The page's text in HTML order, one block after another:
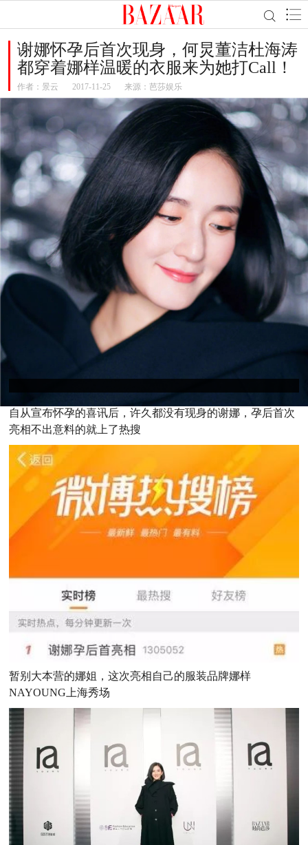
谢娜怀孕后首次现身，何炅董洁杜海涛
都穿着娜样温暖的衣服来为她打Call！
作者： 景云 2017-11-25 来源：芭莎娱乐
自 从宣布怀孕的喜讯后，许久都没有现身的谢娜，孕后首次
亮相不出意料的就上了热搜
暂别大本营的娜姐，这次亮相自己的服装品牌娜样
NAYOUNG 上海秀场